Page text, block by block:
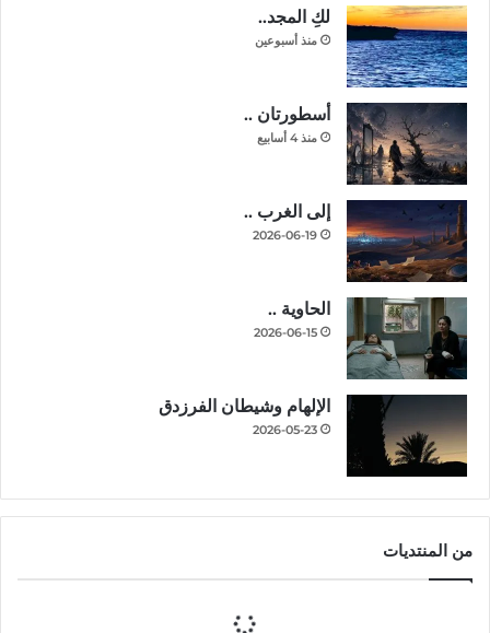
لكِ المجد..
منذ أسبوعين
أسطورتان ..
منذ 4 أسابيع
إلى الغرب ..
2026-06-19
الحاوية ..
2026-06-15
الإلهام وشيطان الفرزدق
2026-05-23
من المنتديات